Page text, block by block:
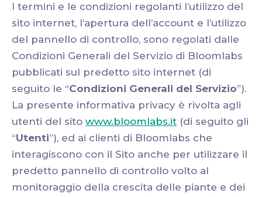
I termini e le condizioni regolanti l’utilizzo del
sito internet, l’apertura dell’account e l’utilizzo
del pannello di controllo, sono regolati dalle
Condizioni Generali del Servizio di Bloomlabs
pubblicati sul predetto sito internet (di
seguito le “Condizioni Generali del Servizio”).
La presente informativa privacy è rivolta agli
utenti del sito www.bloomlabs.it (di seguito gli
“Utenti”), ed ai clienti di Bloomlabs che
interagiscono con il Sito anche per utilizzare il
predetto pannello di controllo volto al
monitoraggio della crescita delle piante e dei